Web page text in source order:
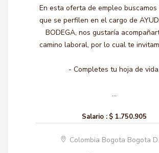
En esta oferta de empleo buscamos
que se perfilen en el cargo de
BODEGA, nos gustaría
camino laboral, por lo cual te
- Completes tu hoja de vida.
...
Salario : $ 1.750.905
Colombia Bogota Bogota